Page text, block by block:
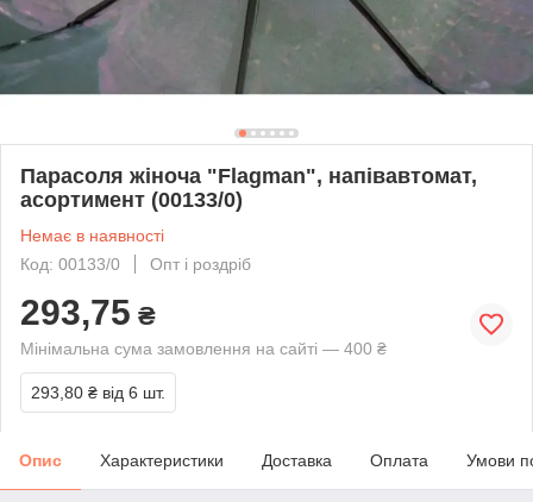
Парасоля жіноча "Flagman", напівавтомат,
асортимент (00133/0)
Немає в наявності
Код: 00133/0
Опт і роздріб
293,75 ₴
Мінімальна сума замовлення на сайті — 400 ₴
293,80 ₴ від 6 шт.
Опис Характеристики Доставка Оплата Умови